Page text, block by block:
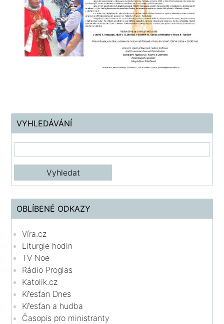
VYHLEDÁVÁNÍ
OBLÍBENÉ ODKAZY
Víra.cz
Liturgie hodin
TV Noe
Rádio Proglas
Katolik.cz
Křesťan Dnes
Křesťan a hudba
Časopis pro ministranty